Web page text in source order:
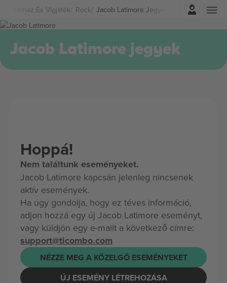
Színház És Vígjáték Rock Jacob Latimore Jegyek
Belépés
Jacob Latimore jegyek
Hoppá!
Nem találtunk eseményeket.
Jacob Latimore kapcsán jelenleg nincsenek
aktív események.
Ha úgy gondolja, hogy ez téves információ,
adjon hozzá egy új Jacob Latimore eseményt,
vagy küldjön egy e-mailt a következő címre:
support@ticombo.com
NÉZZE MEG A KÖZELGŐ ESEMÉNYEKET
ÚJ ESEMÉNY LÉTREHOZÁSA